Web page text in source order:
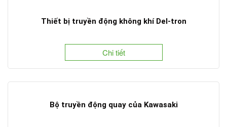
Thiết bị truyền động không khí Del-tron
Chi tiết
Bộ truyền động quay của Kawasaki